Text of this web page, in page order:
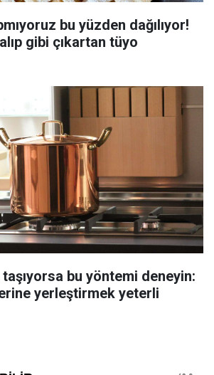
bu yüzden dağılıyor!
gibi çıkartan tüyo
bu yöntemi deneyin:
yerleştirmek yeterli